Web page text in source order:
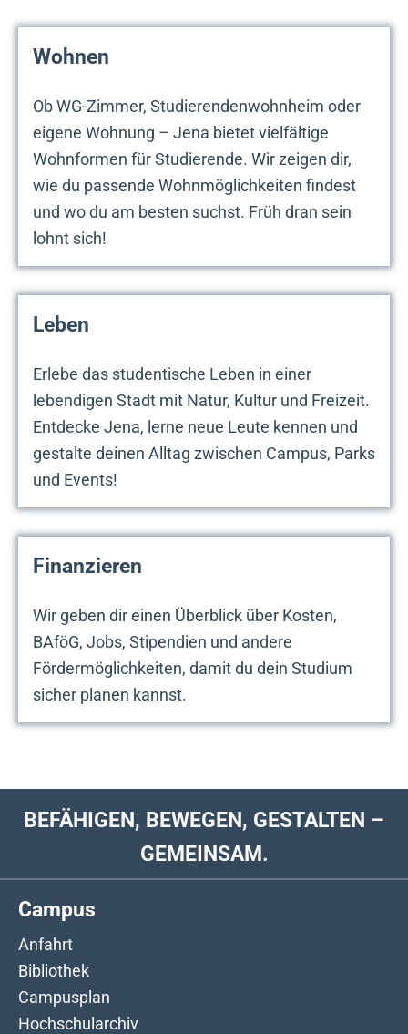
Wohnen
Ob WG-Zimmer, Studierendenwohnheim oder
eigene Wohnung – Jena bietet vielfältige
Wohnformen für Studierende. Wir zeigen dir,
wie du passende Wohnmöglichkeiten findest
und wo du am besten suchst. Früh dran sein
lohnt sich!
Leben
Erlebe das studentische Leben in einer
lebendigen Stadt mit Natur, Kultur und Freizeit.
Entdecke Jena, lerne neue Leute kennen und
gestalte deinen Alltag zwischen Campus, Parks
und Events!
Finanzieren
Wir geben dir einen Überblick über Kosten,
BAföG, Jobs, Stipendien und andere
Fördermöglichkeiten, damit du dein Studium
sicher planen kannst.
BEFÄHIGEN, BEWEGEN, GESTALTEN –
GEMEINSAM.
Campus
Anfahrt
Bibliothek
Campusplan
Hochschularchiv